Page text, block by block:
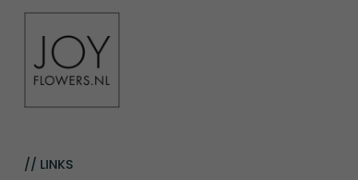
// LINKS